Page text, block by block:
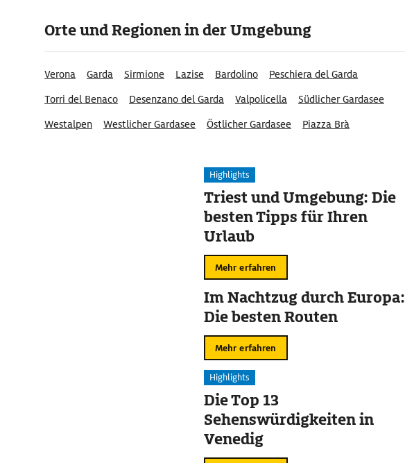
Orte und Regionen in der Umgebung
Verona Garda Sirmione Lazise Bardolino
Peschiera del Garda
Torri del Benaco
Desenzano del Garda Valpolicella
Südlicher Gardasee
Westalpen
Westlicher Gardasee Östlicher Gardasee
Piazza Brà
Highlights
Triest und Umgebung: Die
besten Tipps für Ihren
Urlaub
Mehr erfahren
Im Nachtzug durch Europa:
Die besten Routen
Mehr erfahren
Highlights
Die Top 13
Sehenswürdigkeiten in
Venedig